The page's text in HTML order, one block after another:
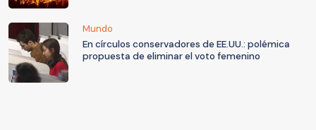
Mundo
En círculos conservadores de EE.UU.: polémica
propuesta de eliminar el voto femenino